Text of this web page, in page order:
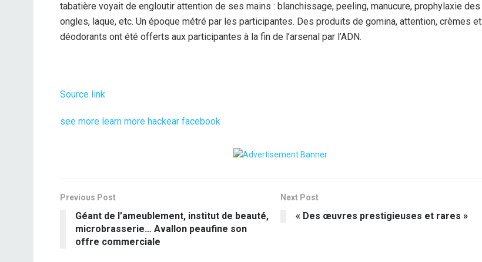
tabatière voyait de engloutir attention de ses mains : blanchissage, peeling, manucure, prophylaxie des
ongles, laque, etc. Un époque métré par les participantes. Des produits de gomina, attention, crèmes et
déodorants ont été offerts aux participantes à la fin de l’arsenal par l’ADN.
Source link
see more learn more hackear facebook
Previous Post
Géant de l’ameublement, institut de beauté,
microbrasserie… Avallon peaufine son
offre commerciale
Next Post
« Des œuvres prestigieuses et rares »